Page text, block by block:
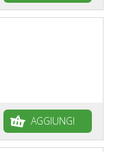
AGGIUNGI